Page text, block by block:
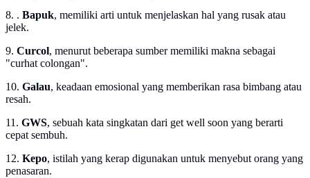
8. . Bapuk, memiliki arti untuk menjelaskan hal yang rusak atau
jelek.
9. Curcol, menurut beberapa sumber memiliki makna sebagai
"curhat colongan".
10. Galau, keadaan emosional yang memberikan rasa bimbang atau
resah.
11. GWS, sebuah kata singkatan dari get well soon yang berarti
cepat sembuh.
12. Kepo, istilah yang kerap digunakan untuk menyebut orang yang
penasaran.